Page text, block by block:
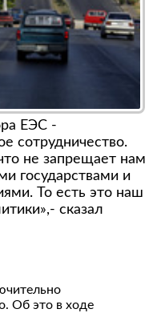
ЕЭС -
сотрудничество.
не запрещает нам
государствами и
То есть это наш
сказал
Об это в ходе